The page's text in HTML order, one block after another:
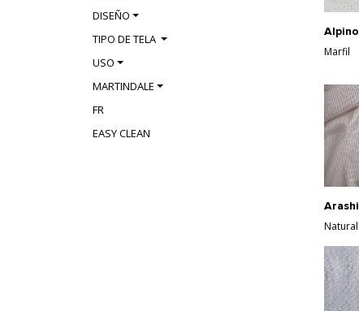
DISEÑO
TIPO DE TELA
USO
MARTINDALE
FR
EASY CLEAN
Alpino
Marfil
Arashi
Natural